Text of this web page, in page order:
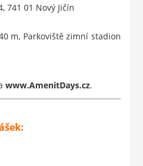
741 01 Nový Jičín
m, Parkoviště zimní stadion
www.AmenitDays.cz.